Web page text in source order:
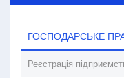
ГОСПОДАРСЬКЕ
Реєстрація